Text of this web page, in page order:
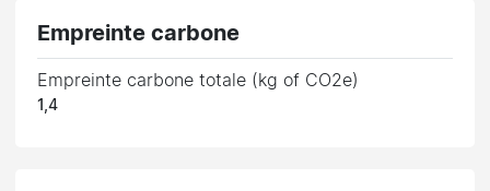
Empreinte carbone
Empreinte carbone totale (kg of CO2e)
1,4